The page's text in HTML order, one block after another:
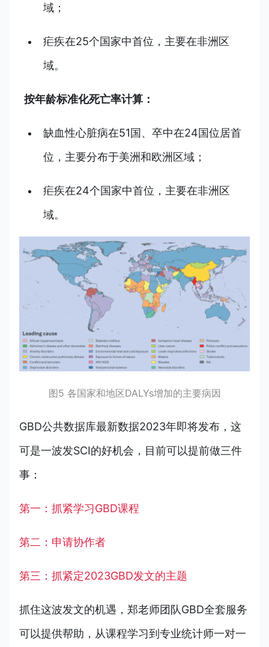
域；
疟疾在25个国家中首位，主要在非洲区
域。
按年龄标准化死亡率计算：
缺血性心脏病在51国、卒中在24国位居首
位，主要分布于美洲和欧洲区域；
疟疾在24个国家中首位，主要在非洲区
域。
图5 各国家和地区DALYs增加的主要病因
GBD公共数据库最新数据2023年即将发布，这
可是一波发SCI的好机会，目前可以提前做三件
事：
第一：抓紧学习GBD课程
第二：申请协作者
第三：抓紧定2023GBD发文的主题
抓住这波发文的机遇，郑老师团队GBD全套服务
可以提供帮助，从课程学习到专业统计师一对一